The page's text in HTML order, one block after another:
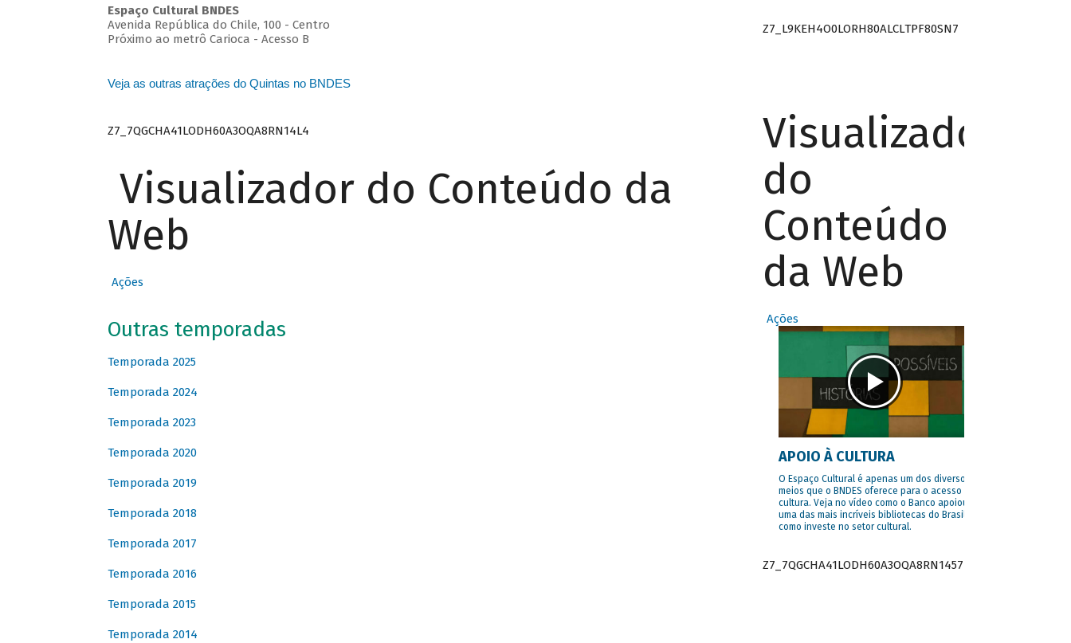
Espaço Cultural BNDES
Avenida República do Chile, 100 - Centro
Próximo ao metrô Carioca - Acesso B
Veja as outras atrações do Quintas no BNDES
Z7_7QGCHA41LODH60A3OQA8RN14L4
Visualizador do Conteúdo da
Web
Ações
Outras temporadas
Temporada 2025
Temporada 2024
Temporada 2023
Temporada 2020
Temporada 2019
Temporada 2018
Temporada 2017
Temporada 2016
Temporada 2015
Temporada 2014
Z7_L9KEH4O0LORH80ALCLTPF80SN7
Visualizador
do
Conteúdo
da Web
Ações
APOIO À CULTURA
O Espaço Cultural é apenas um dos diversos
meios que o BNDES oferece para o acesso à
cultura. Veja no vídeo como o Banco apoiou
uma das mais incríveis bibliotecas do Brasil e
como investe no setor cultural.
Z7_7QGCHA41LODH60A3OQA8RN1457